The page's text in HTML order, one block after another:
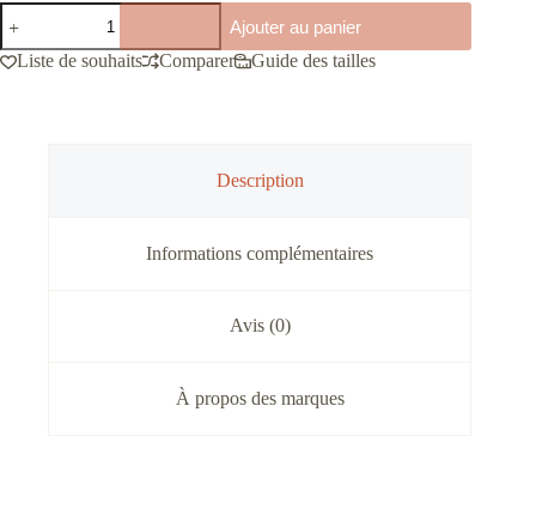
quantité
de
T-
shirt
Ajouter au panier
Liste de souhaits
Comparer Guide des tailles
Description
Informations complémentaires
Avis (0)
À propos des marques